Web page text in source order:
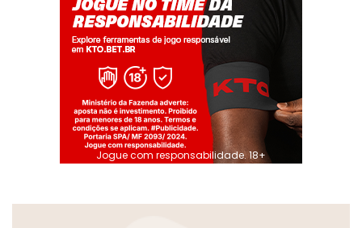
Jogue com responsabilidade. 18+